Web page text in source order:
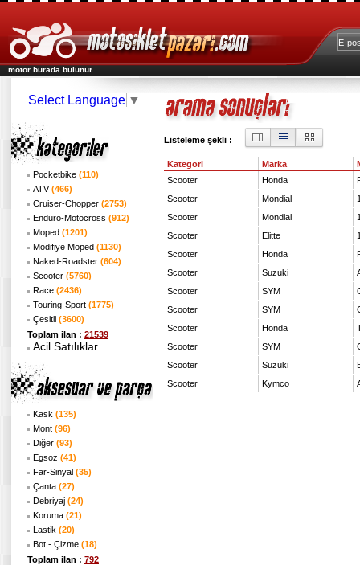
motor burada bulunur
Select Language ▼
Pocketbike (110)
ATV(466)
Cruiser-Chopper (2753)
Enduro-Motocross (912)
Moped (1201)
Modifiye Moped (1130)
Naked-Roadster (604)
Scooter (5760)
Race (2436)
Touring-Sport (1775)
Çesitli (3600)
Toplam ilan : 21539
Acil Satılıklar
Kask (135)
Mont (96)
Diğer (93)
Egsoz (41)
Far-Sinyal (35)
Çanta (27)
Debriyaj (24)
Koruma (21)
Lastik (20)
Bot - Çizme (18)
Toplam ilan : 792
Listeleme şekli :
Kategori Marka
Scooter
Honda
Scooter
Mondial
Scooter
Mondial
Scooter
Elitte
Scooter
Honda
Scooter
Suzuki
Scooter
SYM
Scooter
SYM
Scooter
Honda
Scooter
SYM
Scooter
Suzuki
Scooter
Kymco